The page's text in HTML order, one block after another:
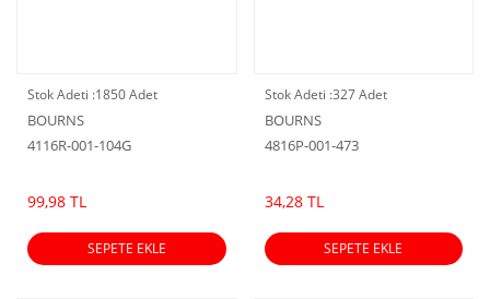
Stok Adeti :1850 Adet
BOURNS
4116R-001-104G
99,98 TL
SEPETE EKLE
Stok Adeti :327 Adet
BOURNS
4816P-001-473
34,28 TL
SEPETE EKLE